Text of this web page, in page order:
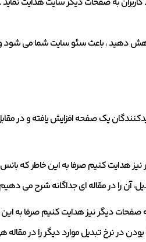
دهید ، باعث سئو سایت شما می شود
یک صفحه افزایش یافته و در
نیز هدایت کنیم صرفا به این خاطر که
آن را در مقاله ای جداگانه شرح می
صفحات دیگر نیز هدایت کنیم صرفا به
در نرخ تبدیل موارد دیگر را در مقاله